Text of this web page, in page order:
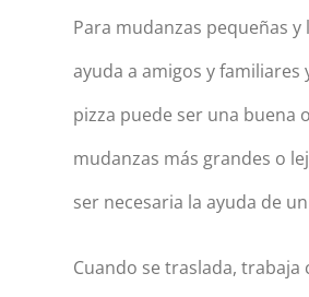
Para mudanzas pequeñas y
ayuda a amigos y familiares
pizza puede ser una buena
mudanzas más grandes o
ser necesaria la ayuda de
Cuando se traslada, trabaja